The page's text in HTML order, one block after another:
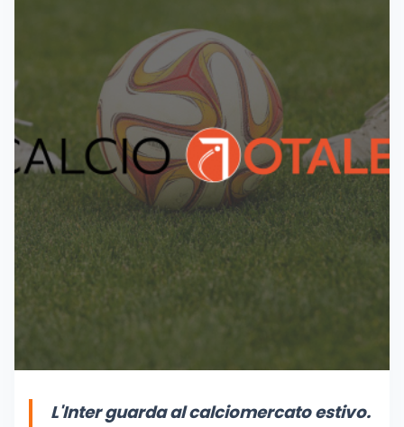
L'Inter guarda al calciomercato estivo.